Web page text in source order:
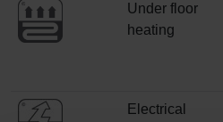
Under floor
heating
Electrical